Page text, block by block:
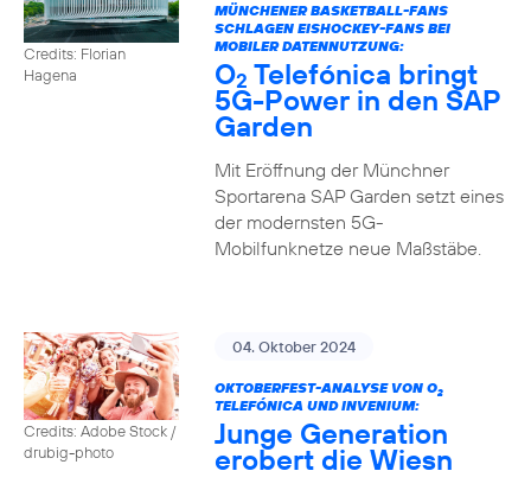
Credits: Florian
Hagena
MÜNCHENER BASKETBALL-FANS
SCHLAGEN EISHOCKEY-FANS BEI
MOBILER DATENNUTZUNG:
O2 Telefónica bringt
5G-Power in den SAP
Garden
Mit Eröffnung der Münchner
Sportarena SAP Garden setzt eines
der modernsten 5G-
Mobilfunknetze neue Maßstäbe.
Credits: Adobe Stock /
drubig-photo
04. Oktober 2024
OKTOBERFEST-ANALYSE VON O2
TELEFÓNICA UND INVENIUM:
Junge Generation
erobert die Wiesn